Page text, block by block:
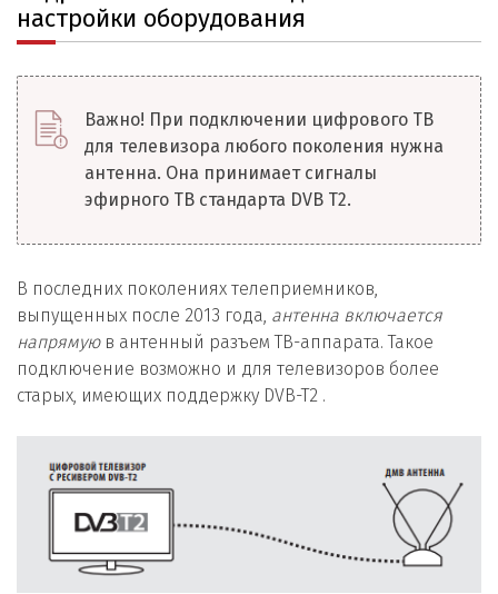
настройки оборудования
Важно! При подключении цифрового ТВ
для телевизора любого поколения нужна
антенна. Она принимает сигналы
эфирного ТВ стандарта DVB T2.
В последних поколениях телеприемников,
выпущенных после 2013 года, антенна включается
напрямуюв антенный разъем ТВ-аппарата. Такое
подключение возможно и для телевизоров более
старых, имеющих поддержку DVB-T2 .